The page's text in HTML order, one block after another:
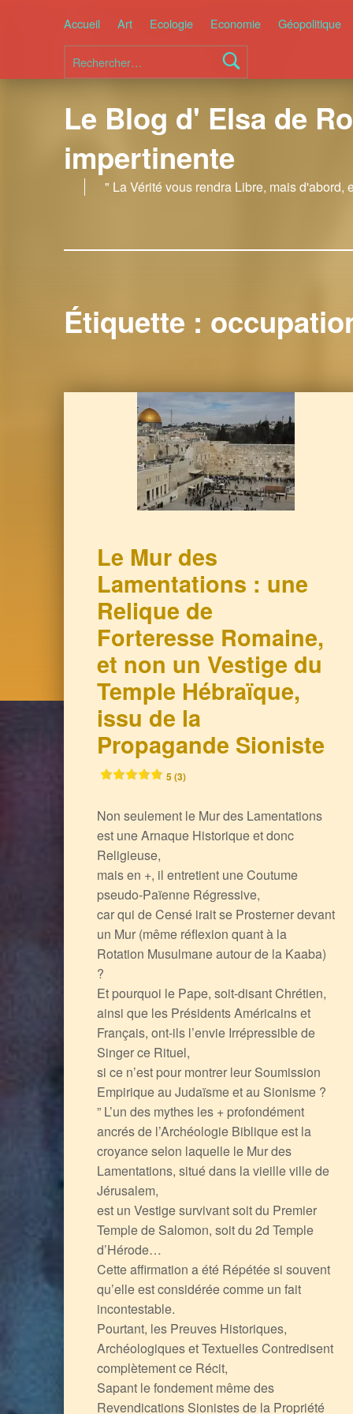
Rechercher :
Accueil Art Ecologie Economie Géopolitique
Le Blog d' Elsa de
impertinente
" La Vérité vous rendra Libre, mais d'abord,
Étiquette :
Le Mur des
Lamentations : une
Relique de
Forteresse Romaine,
et non un Vestige du
Temple Hébraïque,
issu de la
Propagande Sioniste
5 (3)
Non seulement le Mur des Lamentations
est une Arnaque Historique et donc
Religieuse,
mais en +, il entretient une Coutume
pseudo-Païenne Régressive,
car qui de Censé irait se Prosterner devant
un Mur (même réflexion quant à la
Rotation Musulmane autour de la Kaaba)
?
Et pourquoi le Pape, soit-disant Chrétien,
ainsi que les Présidents Américains et
Français, ont-ils l’envie Irrépressible de
Singer ce Rituel,
si ce n’est pour montrer leur Soumission
Empirique au Judaïsme et au Sionisme ?
” L’un des mythes les + profondément
ancrés de l’Archéologie Biblique est la
croyance selon laquelle le Mur des
Lamentations, situé dans la vieille ville de
Jérusalem,
est un Vestige survivant soit du Premier
Temple de Salomon, soit du 2d Temple
d’Hérode…
Cette affirmation a été Répétée si souvent
qu’elle est considérée comme un fait
incontestable.
Pourtant, les Preuves Historiques,
Archéologiques et Textuelles Contredisent
complètement ce Récit,
Sapant le fondement même des
Revendications Sionistes de la Propriété